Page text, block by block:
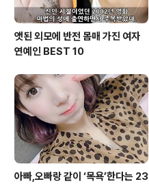
앳된 외모에 반전 몸매 가진 여자
연예인 BEST 10
아빠,오빠랑 같이 ‘목욕’한다는 23